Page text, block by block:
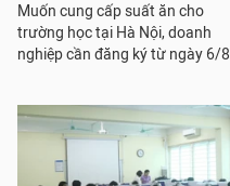
Muốn cung cấp suất ăn cho
trường học tại Hà Nội, doanh
nghiệp cần đăng ký từ ngày 6/8